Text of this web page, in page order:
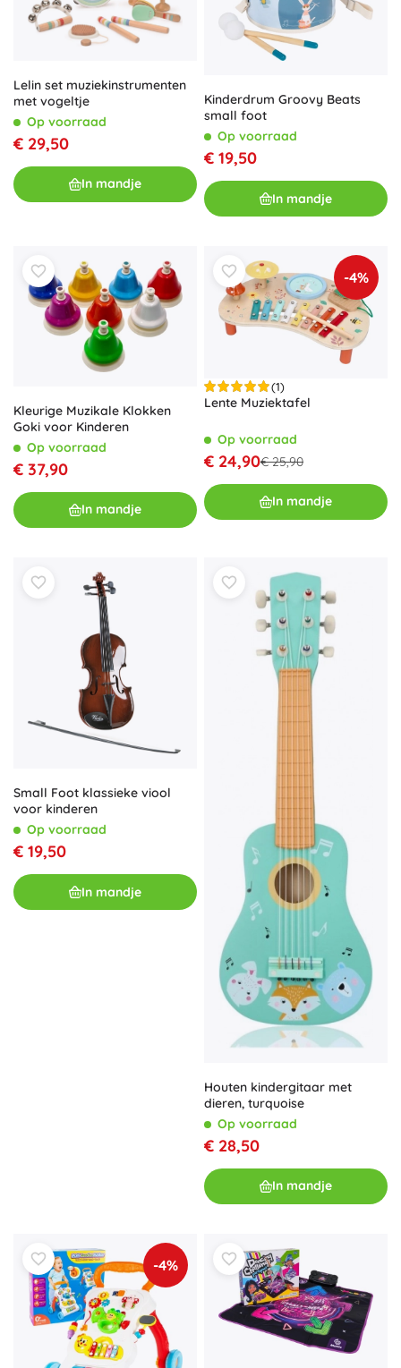
Lelin set muziekinstrumenten
met vogeltje
Op voorraad
€ 29,50
In mandje
Kinderdrum Groovy Beats
small foot
Op voorraad
€ 19,50
In mandje
Kleurige Muzikale Klokken
Goki voor Kinderen
Op voorraad
€ 37,90
In mandje
-4%
(1)
Lente Muziektafel
Op voorraad
€ 24,90€ 25,90
In mandje
Small Foot klassieke viool
voor kinderen
Op voorraad
€ 19,50
In mandje
Houten kindergitaar met
dieren, turquoise
Op voorraad
€ 28,50
In mandje
-4%